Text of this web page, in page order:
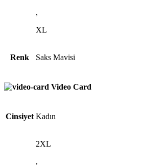
,
XL
Renk Saks Mavisi
Video Card
Cinsiyet Kadın
2XL
,